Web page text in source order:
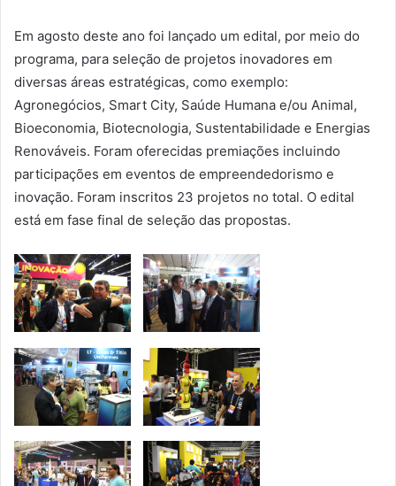
Em agosto deste ano foi lançado um edital, por meio do
programa, para seleção de projetos inovadores em
diversas áreas estratégicas, como exemplo:
Agronegócios, Smart City, Saúde Humana e/ou Animal,
Bioeconomia, Biotecnologia, Sustentabilidade e Energias
Renováveis. Foram oferecidas premiações incluindo
participações em eventos de empreendedorismo e
inovação. Foram inscritos 23 projetos no total. O edital
está em fase final de seleção das propostas.